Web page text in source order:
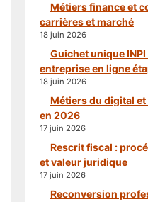
Métiers finance et
carrières et marché
18 juin 2026
Guichet unique
entreprise en ligne
18 juin 2026
Métiers du digital
en 2026
17 juin 2026
Rescrit fiscal :
et valeur juridique
17 juin 2026
Reconversion